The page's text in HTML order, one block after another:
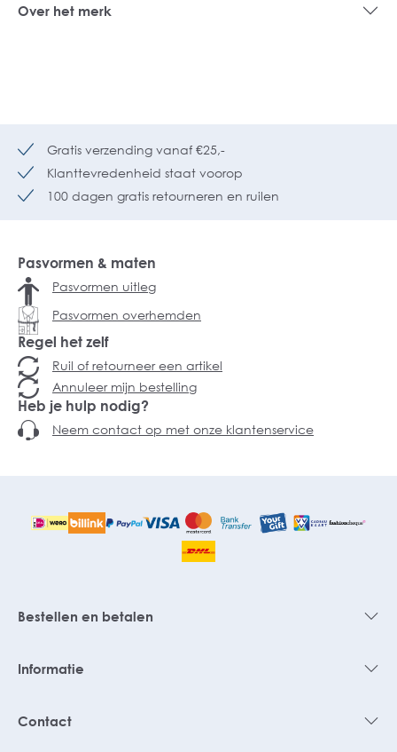
Over het merk
Gratis verzending vanaf €25,-
Klanttevredenheid staat voorop
100 dagen gratis retourneren en ruilen
Pasvormen & maten
Pasvormen uitleg
Pasvormen overhemden
Regel het zelf
Ruil of retourneer een artikel
Annuleer mijn bestelling
Heb je hulp nodig?
Neem contact op met onze klantenservice
Bestellen en betalen
Informatie
Contact